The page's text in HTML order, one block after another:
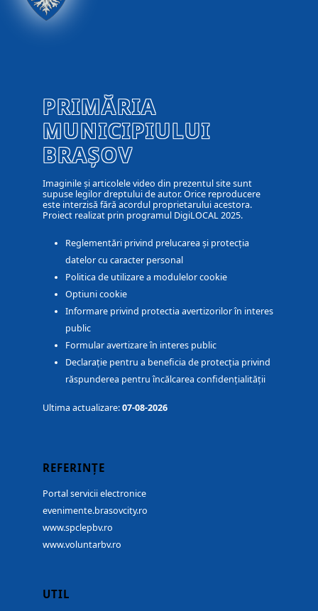
PRIMĂRIA
MUNICIPIULUI
BRAȘOV
Imaginile și articolele video din prezentul site sunt
supuse legilor dreptului de autor. Orice reproducere
este interzisă fără acordul proprietarului acestora.
Proiect realizat prin programul DigiLOCAL 2025.
Reglementări privind prelucarea și protecția
datelor cu caracter personal
Politica de utilizare a modulelor cookie
Optiuni cookie
Informare privind protectia avertizorilor în interes
public
Formular avertizare în interes public
Declarație pentru a beneficia de protecția privind
răspunderea pentru încălcarea confidențialității
Ultima actualizare:07-08-2026
REFERINȚE
Portal servicii electronice
evenimente.brasovcity.ro
www.spclepbv.ro
www.voluntarbv.ro
UTIL